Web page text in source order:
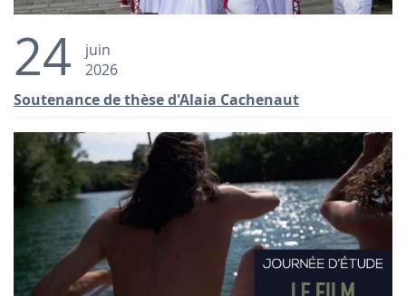
24
juin
2026
Soutenance de thèse d'Alaia Cachenaut